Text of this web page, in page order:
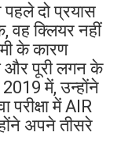
पहले दो प्रयास
वह क्लियर नहीं
के कारण
और पूरी लगन के
में, उन्होंने
में AIR
अपने तीसरे